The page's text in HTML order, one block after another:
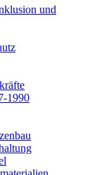
und
1990